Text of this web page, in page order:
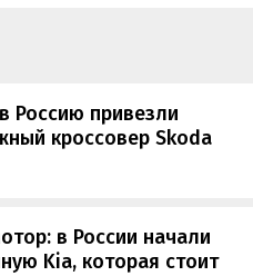
Россию привезли
кроссовер Skoda
в России начали
Kia, которая стоит